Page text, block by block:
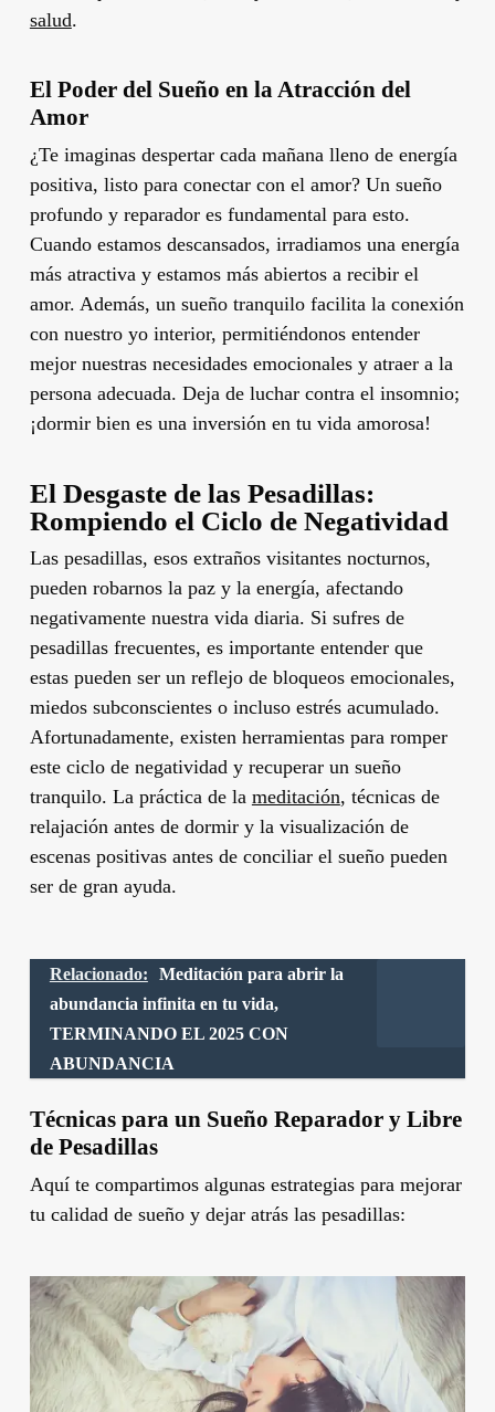
salud.
El Poder del Sueño en la Atracción del
Amor
¿Te imaginas despertar cada mañana lleno de energía
positiva, listo para conectar con el amor? Un sueño
profundo y reparador es fundamental para esto.
Cuando estamos descansados, irradiamos una energía
más atractiva y estamos más abiertos a recibir el
amor. Además, un sueño tranquilo facilita la conexión
con nuestro yo interior, permitiéndonos entender
mejor nuestras necesidades emocionales y atraer a la
persona adecuada. Deja de luchar contra el insomnio;
¡dormir bien es una inversión en tu vida amorosa!
El Desgaste de las Pesadillas:
Rompiendo el Ciclo de Negatividad
Las pesadillas, esos extraños visitantes nocturnos,
pueden robarnos la paz y la energía, afectando
negativamente nuestra vida diaria. Si sufres de
pesadillas frecuentes, es importante entender que
estas pueden ser un reflejo de bloqueos emocionales,
miedos subconscientes o incluso estrés acumulado.
Afortunadamente, existen herramientas para romper
este ciclo de negatividad y recuperar un sueño
tranquilo. La práctica de la meditación, técnicas de
relajación antes de dormir y la visualización de
escenas positivas antes de conciliar el sueño pueden
ser de gran ayuda.
Relacionado:
Meditación para abrir la
abundancia infinita en tu vida,
TERMINANDO EL 2025 CON
ABUNDANCIA
Técnicas para un Sueño Reparador y Libre
de Pesadillas
Aquí te compartimos algunas estrategias para mejorar
tu calidad de sueño y dejar atrás las pesadillas: